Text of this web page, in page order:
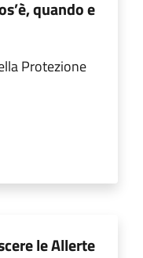
quando e
Protezione
le Allerte